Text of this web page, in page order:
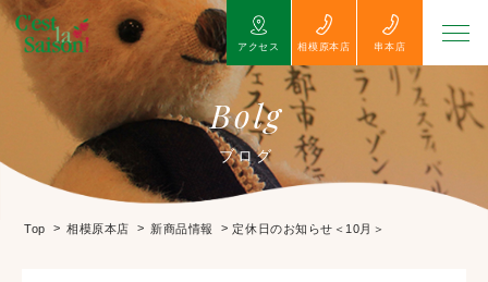
アクセス 相模原本店 串本店
Bolg
ブログ
Top > 相模原本店 > 新商品情報 >定休日のお知らせ＜10月＞